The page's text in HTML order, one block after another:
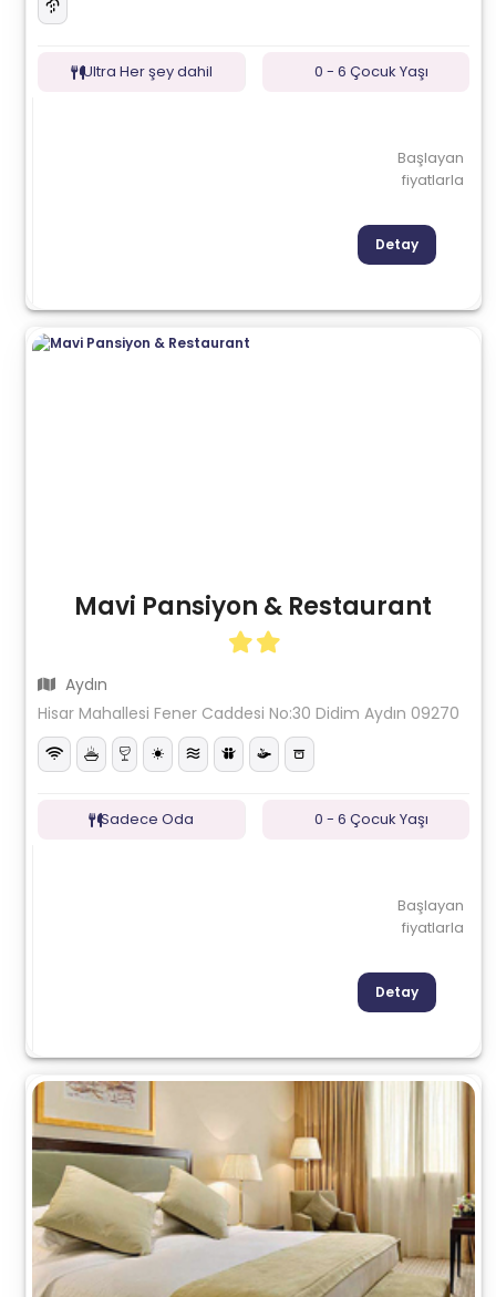
Ultra Her şey dahil 0 - 6 Çocuk Yaşı
Başlayan
fiyatlarla
Detay
Mavi Pansiyon & Restaurant
Aydın
Hisar Mahallesi Fener Caddesi No:30 Didim Aydın 09270
Sadece Oda 0 - 6 Çocuk Yaşı
Başlayan
fiyatlarla
Detay